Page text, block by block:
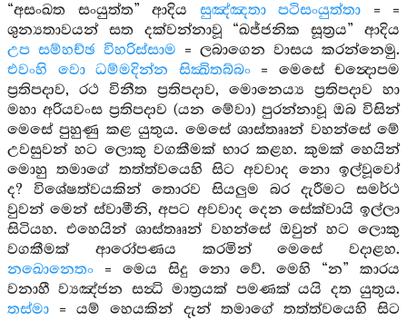
“අසංඛත සංයුත්ත” ආදිය සුඤ්ඤතා පටිසංයුත්තා = =
ශුන්‍යතාවයන් සත දක්වන්නාවූ “ඛජ්ජනික සූත්‍රය” ආදිය
උප සම්හච්ඡ විහරිස්සාම = ලබාගෙන වාසය කරන්නෙමු.
එවංහි වො ධම්මදින්න සික්‍ඛිතබ්බං= මෙසේ චන්‍දොපම
ප්‍රතිපදාව, රථ විනීත ප්‍රතිපදාව, මොනෙය්‍ය ප්‍රතිපදාව හා
මහා අරියවංස ප්‍රතිපදාව (යන මේවා) පුරන්නාවූ ඔබ විසින්
මෙසේ පුහුණු කළ යුතුය. මෙසේ ශාස්තෲන් වහන්සේ මේ
උවසුවන් හට ලොකු වගකීමක් භාර කළහ. කුමක් හෙයින්
මොහු තමාගේ තත්ත්වයෙහි සිට අවවාද නො ඉල්වූවෝ
ද? විශේෂත්වයකින් තොරව සියලුම බර දැරීමට සමර්ථ
වුවන් මෙන් ස්වාමීනි, අපට අවවාද දෙන සේක්වායි ඉල්ලා
සිටියහ. එහෙයින් ශාස්තෲන් වහන්සේ ඔවුන් හට ලොකු
වගකීමක් ආරෝපණය කරමින් මෙසේ වදාළහ.
නඛොනෙතං = මෙය සිදු නො වේ. මෙහි “න” කාරය
වනාහී ව්‍යඤ්ජන සන්‍ධි මාත්‍රයක් පමණක් යයි දත යුතුය.
තස්මා = යම් හෙයකින් දැන් තමාගේ තත්ත්වයෙහි සිට